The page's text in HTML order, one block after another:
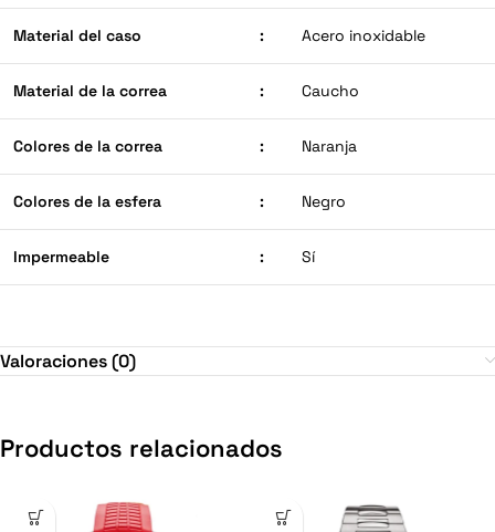
Material del caso : Acero inoxidable
Material de la correa : Caucho
Colores de la correa : Naranja
Colores de la esfera : Negro
Impermeable : Sí
Valoraciones (0)
Productos relacionados